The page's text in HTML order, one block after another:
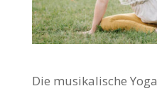
Die musikalische